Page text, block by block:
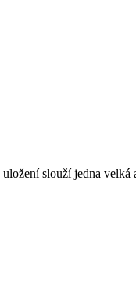
slouží jedna velká